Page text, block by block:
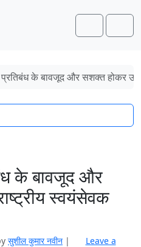
Search
के बावजूद और सशक्त होकर
के बावजूद और
स्वयंसेवक
सुशील कुमार नवीन |
Leave a